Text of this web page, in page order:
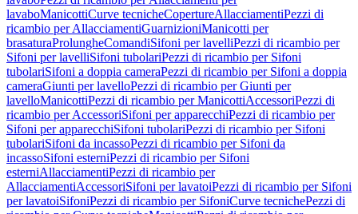
lavaboManicottiCurve tecnicheCopertureAllacciamentiPezzi di
ricambio per AllacciamentiGuarnizioniManicotti per
brasaturaProlungheComandiSifoni per lavelliPezzi di ricambio per
Sifoni per lavelliSifoni tubolariPezzi di ricambio per Sifoni
tubolariSifoni a doppia cameraPezzi di ricambio per Sifoni a doppia
cameraGiunti per lavelloPezzi di ricambio per Giunti per
lavelloManicottiPezzi di ricambio per ManicottiAccessoriPezzi di
ricambio per AccessoriSifoni per apparecchiPezzi di ricambio per
Sifoni per apparecchiSifoni tubolariPezzi di ricambio per Sifoni
tubolariSifoni da incassoPezzi di ricambio per Sifoni da
incassoSifoni esterniPezzi di ricambio per Sifoni
esterniAllacciamentiPezzi di ricambio per
AllacciamentiAccessoriSifoni per lavatoiPezzi di ricambio per Sifoni
per lavatoiSifoniPezzi di ricambio per SifoniCurve tecnichePezzi di